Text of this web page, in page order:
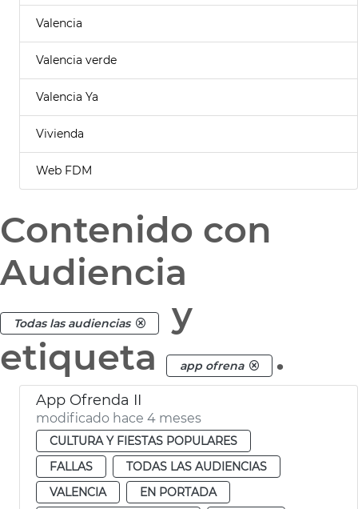
Valencia
Valencia verde
Valencia Ya
Vivienda
Web FDM
Contenido con
Audiencia
Todas las audiencias
y
etiqueta
app ofrena .
App Ofrenda II
modificado hace 4 meses
CULTURA Y FIESTAS POPULARES
FALLAS
TODAS LAS AUDIENCIAS
VALENCIA
EN PORTADA